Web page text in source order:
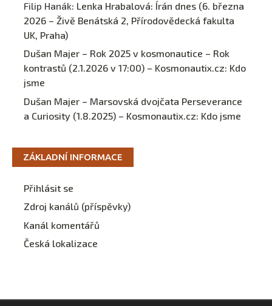
Filip Hanák: Lenka Hrabalová: Írán dnes (6. března
2026 – Živě Benátská 2, Přírodovědecká fakulta
UK, Praha)
Dušan Majer – Rok 2025 v kosmonautice – Rok
kontrastů (2.1.2026 v 17:00) – Kosmonautix.cz: Kdo
jsme
Dušan Majer – Marsovská dvojčata Perseverance
a Curiosity (1.8.2025) – Kosmonautix.cz: Kdo jsme
ZÁKLADNÍ INFORMACE
Přihlásit se
Zdroj kanálů (příspěvky)
Kanál komentářů
Česká lokalizace